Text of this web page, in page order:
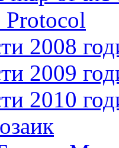
Protocol
2008
2009
2010